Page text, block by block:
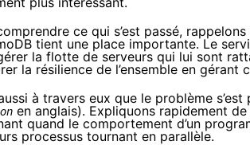
ce qui s’est passé,
tient une place importante. Le
la flotte de serveurs qui lui sont
la résilience de l’ensemble en
à travers eux que le problème
en anglais). Expliquons rapidement
quand le comportement d’un
processus tournant en parallèle.